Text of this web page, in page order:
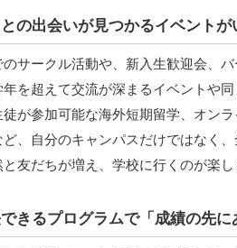
の出会いが見つかるイベントが
サークル活動や、新入生歓迎会、
を超えて交流が深まるイベントや
が参加可能な海外短期留学、オン
ど、自分のキャンパスだけではなく
友だちが増え、学校に行くのが楽し
きるプログラムで「成績の先